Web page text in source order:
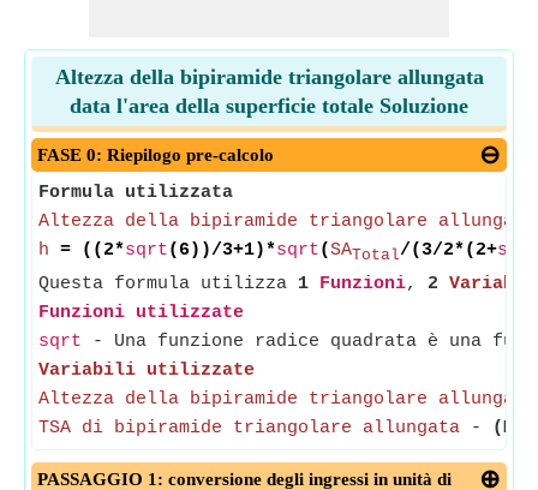
Altezza della bipiramide triangolare allungata
data l'area della superficie totale Soluzione
FASE 0: Riepilogo pre-calcolo
Formula utilizzata
Altezza della bipiramide triangolare allungata
h = ((2*sqrt(6))/3+1)*sqrt(SA Total/(3/2*(2+
Questa formula utilizza 1 Funzioni, 2
Funzioni utilizzate
sqrt - Una funzione radice quadrata è una
Variabili utilizzate
Altezza della bipiramide triangolare allungata
TSA di bipiramide triangolare allungata -
PASSAGGIO 1: conversione degli ingressi in unità di